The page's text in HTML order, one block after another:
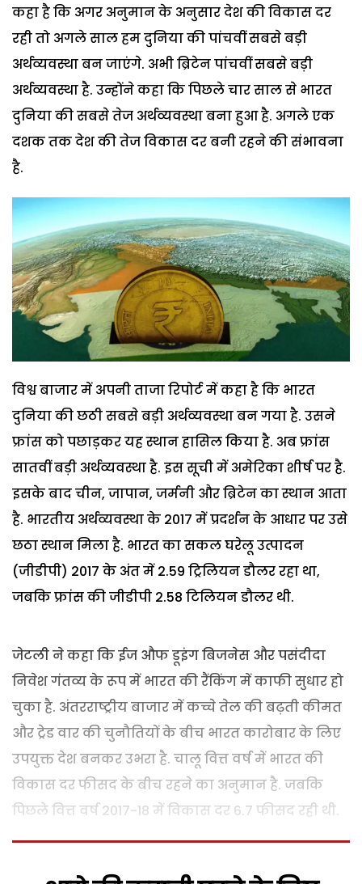
कहा है कि अगर अनुमान के अनुसार देश की विकास दर
रही तो अगले साल हम दुनिया की पांचवीं सबसे बड़ी
अर्थव्यवस्था बन जाएंगे. अभी ब्रिटेन पांचवीं सबसे बड़ी
अर्थव्यवस्था है. उन्होंने कहा कि पिछले चार साल से भारत
दुनिया की सबसे तेज अर्थव्यवस्था बना हुआ है. अगले एक
दशक तक देश की तेज विकास दर बनी रहने की संभावना
है.
विश्व बाजार में अपनी ताजा रिपोर्ट में कहा है कि भारत
दुनिया की छठी सबसे बड़ी अर्थव्यवस्था बन गया है. उसने
फ्रांस को पछाड़कर यह स्थान हासिल किया है. अब फ्रांस
सातवीं बड़ी अर्थव्यवस्था है. इस सूची में अमेरिका शीर्ष पर है.
इसके बाद चीन, जापान, जर्मनी और ब्रिटेन का स्थान आता
है. भारतीय अर्थव्यवस्था के 2017 में प्रदर्शन के आधार पर उसे
छठा स्थान मिला है. भारत का सकल घरेलू उत्पादन
(जीडीपी) 2017 के अंत में 2.59 ट्रिलियन डौलर रहा था,
जबकि फ्रांस की जीडीपी 2.58 टिलियन डौलर थी.
जेटली ने कहा कि ईज औफ डूइंग बिजनेस और पसंदीदा
निवेश गंतव्य के रूप में भारत की रैंकिंग में काफी सुधार हो
चुका है. अंतरराष्ट्रीय बाजार में कच्चे तेल की बढ़ती कीमत
और ट्रेड वार की चुनौतियों के बीच भारत कारोबार के लिए
उपयुक्त देश बनकर उभरा है. चालू वित्त वर्ष में भारत की
विकास दर फीसद के बीच रहने का अनुमान है. जबकि
पिछले वित्त वर्ष 2017-18 में विकास दर 6.7 फीसद रही थी.